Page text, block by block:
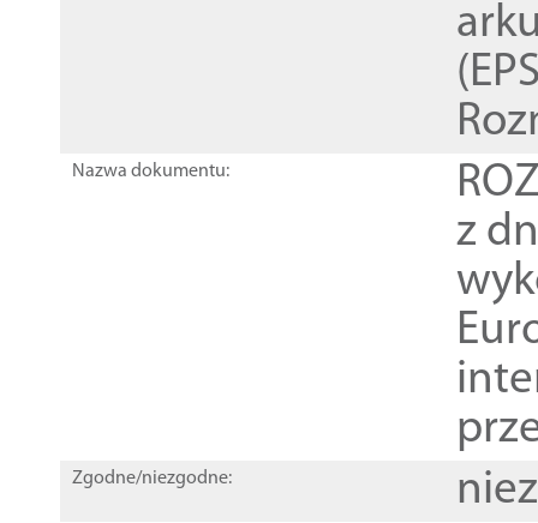
Nazwa dokumentu:
z
Zgodne/niezgodne: